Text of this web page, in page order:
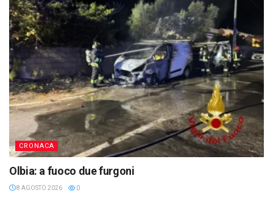
CRONACA
Olbia: a fuoco due furgoni
8 AGOSTO 2026 0